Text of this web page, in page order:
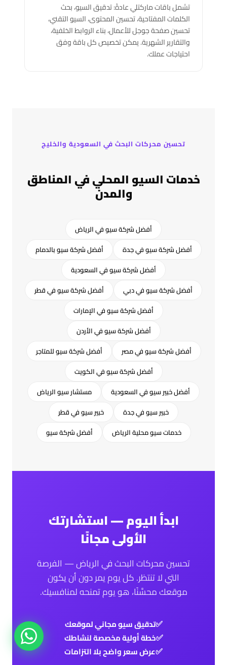
تشمل باقات ماركتلي عادةً: تدقيق السيو، بحث
الكلمات المفتاحية، تحسين المحتوى، السيو التقني،
تحسين صفحة جوجل للأعمال، بناء الروابط الخلفية،
والتقارير الشهرية. يمكن تخصيص كل باقة وفق
احتياجات عملك.
تحسين محركات البحث في السعودية والخليج
خدمات السيو المحلي في المناطق
والمدن
أفضل شركة سيو في الرياض
أفضل شركة سيو في جدة
أفضل شركة سيو بالدمام
أفضل شركة سيو في السعودية
أفضل شركة سيو في دبي
أفضل شركة سيو في قطر
أفضل شركة سيو في الإمارات
أفضل شركة سيو في الأردن
أفضل شركة سيو في مصر
أفضل شركة سيو للمتاجر
أفضل شركة سيو في الكويت
أفضل خبير سيو في السعودية
مستشار سيو الرياض
خبير سيو في جدة
خبير سيو في قطر
خدمات سيو محلية الرياض
أفضل شركة سيو
ابدأ اليوم — استشارتك
الأولى مجانًا
تحسين محركات البحث في الرياض — الفرصة
التي لا تنتظر. كل يوم يمر دون أن يكون
موقعك محسَّنًا، هو يوم تمنحه لمنافسيك.
تدقيق سيو مجاني لموقعك
خطة أولية مخصصة لنشاطك
عرض سعر واضح بلا التزامات